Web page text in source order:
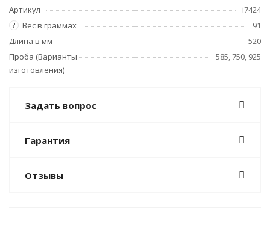
Артикул i7424
? Вес в граммах
91
Длина в мм
520
Проба (Варианты
изготовления)
585, 750, 925
Задать вопрос
Гарантия
Отзывы